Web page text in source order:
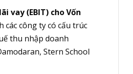
vay (EBIT) cho Vốn
công ty có cấu trúc
thu nhập doanh
Stern School